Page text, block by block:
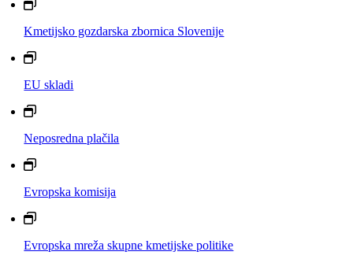
Kmetijsko gozdarska zbornica Slovenije
EU skladi
Neposredna plačila
Evropska komisija
Evropska mreža skupne kmetijske politike